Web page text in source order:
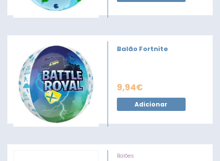
Balão Fortnite
9,94€
Adicionar
Balões